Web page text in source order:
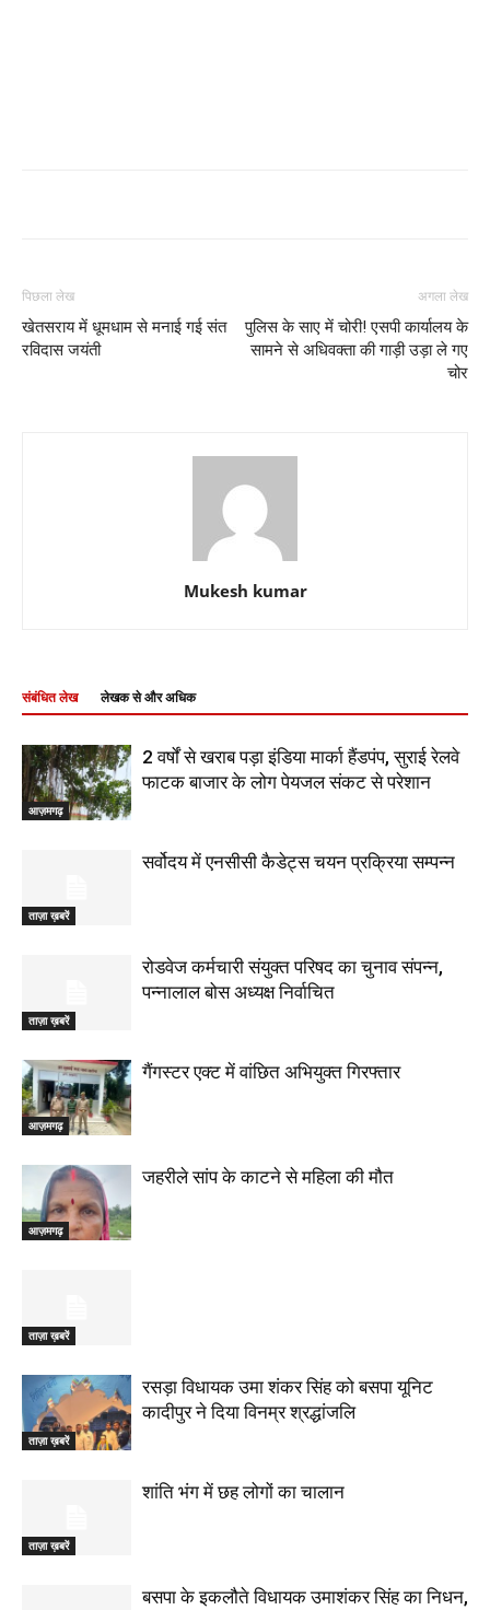
पिछला लेख
खेतसराय में धूमधाम से मनाई गई संत
रविदास जयंती
अगला लेख
पुलिस के साए में चोरी! एसपी कार्यालय के
सामने से अधिवक्ता की गाड़ी उड़ा ले गए
चोर
Mukesh kumar
संबंधित लेख लेखक से और अधिक
आज़मगढ़
2 वर्षों से खराब पड़ा इंडिया मार्का हैंडपंप, सुराई रेलवे
फाटक बाजार के लोग पेयजल संकट से परेशान
ताज़ा ख़बरें
सर्वोदय में एनसीसी कैडेट्स चयन प्रक्रिया सम्पन्न
ताज़ा ख़बरें
रोडवेज कर्मचारी संयुक्त परिषद का चुनाव संपन्न,
पन्नालाल बोस अध्यक्ष निर्वाचित
आज़मगढ़
गैंगस्टर एक्ट में वांछित अभियुक्त गिरफ्तार
आज़मगढ़
जहरीले सांप के काटने से महिला की मौत
ताज़ा ख़बरें
ताज़ा ख़बरें
रसड़ा विधायक उमा शंकर सिंह को बसपा यूनिट
कादीपुर ने दिया विनम्र श्रद्धांजलि
ताज़ा ख़बरें
शांति भंग में छह लोगों का चालान
बसपा के इकलौते विधायक उमाशंकर सिंह का निधन,